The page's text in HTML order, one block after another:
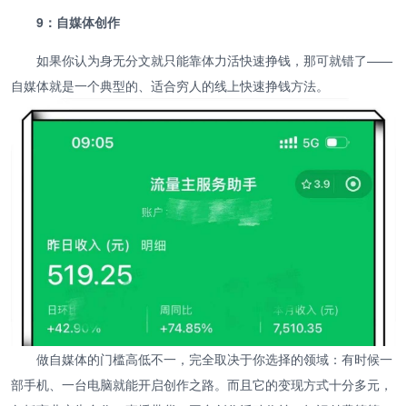
9：自媒体创作
如果你认为身无分文就只能靠体力活快速挣钱，那可就错了——
自媒体就是一个典型的、适合穷人的线上快速挣钱方法。
做自媒体的门槛高低不一，完全取决于你选择的领域：有时候一
部手机、一台电脑就能开启创作之路。而且它的变现方式十分多元，